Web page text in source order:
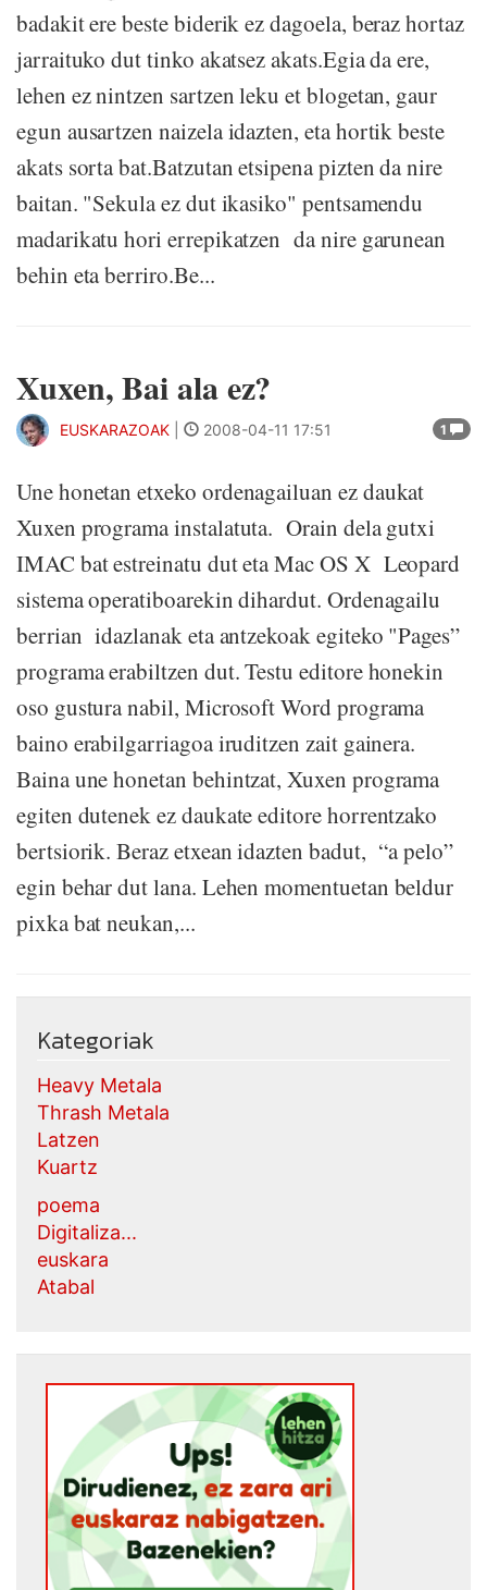
badakit ere beste biderik ez dagoela, beraz hortaz
jarraituko dut tinko akatsez akats.Egia da ere,
lehen ez nintzen sartzen leku et blogetan, gaur
egun ausartzen naizela idazten, eta hortik beste
akats sorta bat.Batzutan etsipena pizten da nire
baitan. "Sekula ez dut ikasiko" pentsamendu
madarikatu hori errepikatzen da nire garunean
behin eta berriro.Be...
Xuxen, Bai ala ez?
1
EUSKARAZOAK 2008-04-11 17:51
Une honetan etxeko ordenagailuan ez daukat
Xuxen programa instalatuta. Orain dela gutxi
IMAC bat estreinatu dut eta Mac OS X Leopard
sistema operatiboarekin dihardut. Ordenagailu
berrian idazlanak eta antzekoak egiteko "Pages”
programa erabiltzen dut. Testu editore honekin
oso gustura nabil, Microsoft Word programa
baino erabilgarriagoa iruditzen zait gainera.
Baina une honetan behintzat, Xuxen programa
egiten dutenek ez daukate editore horrentzako
bertsiorik. Beraz etxean idazten badut, “a pelo”
egin behar dut lana. Lehen momentuetan beldur
pixka bat neukan,...
Kategoriak
Heavy Metala
Thrash Metala
Latzen
Kuartz
poema
Digitaliza...
euskara
Atabal